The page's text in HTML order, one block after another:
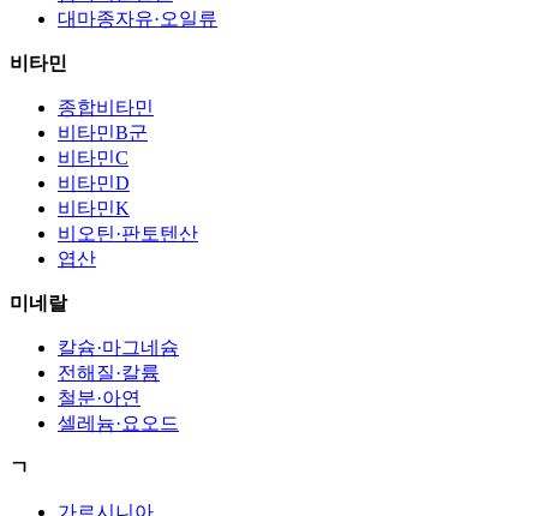
대마종자유·오일류
비타민
종합비타민
비타민B군
비타민C
비타민D
비타민K
비오틴·판토텐산
엽산
미네랄
칼슘·마그네슘
전해질·칼륨
철분·아연
셀레늄·요오드
ㄱ
가르시니아